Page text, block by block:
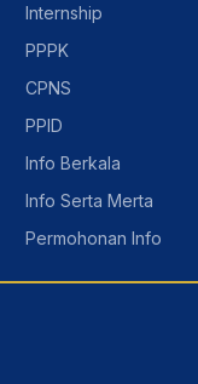
Internship
PPPK
CPNS
PPID
Info Berkala
Info Serta Merta
Permohonan Info